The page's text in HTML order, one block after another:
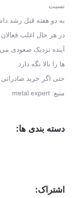
نسبت
به دو هفته قبل رشد
در هر حال اغلب فعالان
آینده نزدیک صعودی
ها را بالا نگه دارد
حتی اگر خرید
منبع: metal expert
دسته بندی ها:
اشتراک: